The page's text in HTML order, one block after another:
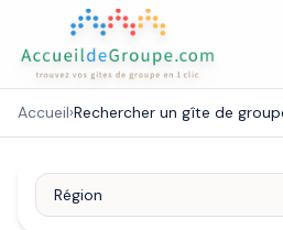
Accueil›Rechercher un gîte de